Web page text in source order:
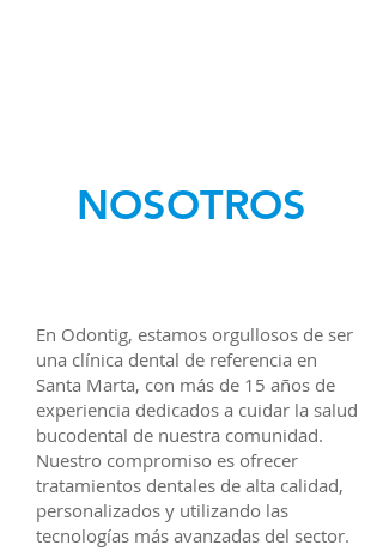
NOSOTROS
En Odontig, estamos orgullosos de ser
una clínica dental de referencia en
Santa Marta, con más de 15 años de
experiencia dedicados a cuidar la salud
bucodental de nuestra comunidad.
Nuestro compromiso es ofrecer
tratamientos dentales de alta calidad,
personalizados y utilizando las
tecnologías más avanzadas del sector.